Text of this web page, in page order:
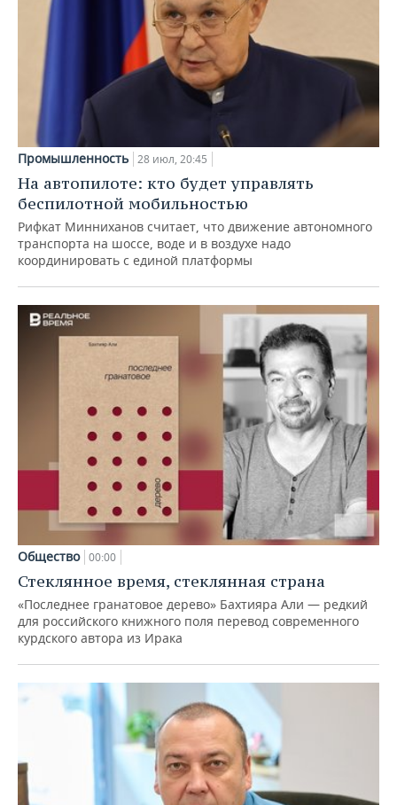
Промышленность 28 июл, 20:45
На автопилоте: кто будет управлять
беспилотной мобильностью
Рифкат Минниханов считает, что движение автономного
транспорта на шоссе, воде и в воздухе надо
координировать с единой платформы
Общество 00:00
Стеклянное время, стеклянная страна
«Последнее гранатовое дерево» Бахтияра Али — редкий
для российского книжного поля перевод современного
курдского автора из Ирака